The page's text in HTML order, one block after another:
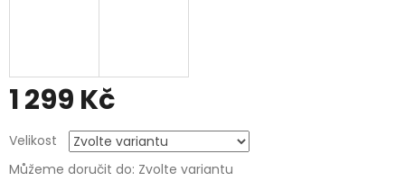
1 299 Kč
cena:
Velikost
Můžeme doručit do: Zvolte variantu